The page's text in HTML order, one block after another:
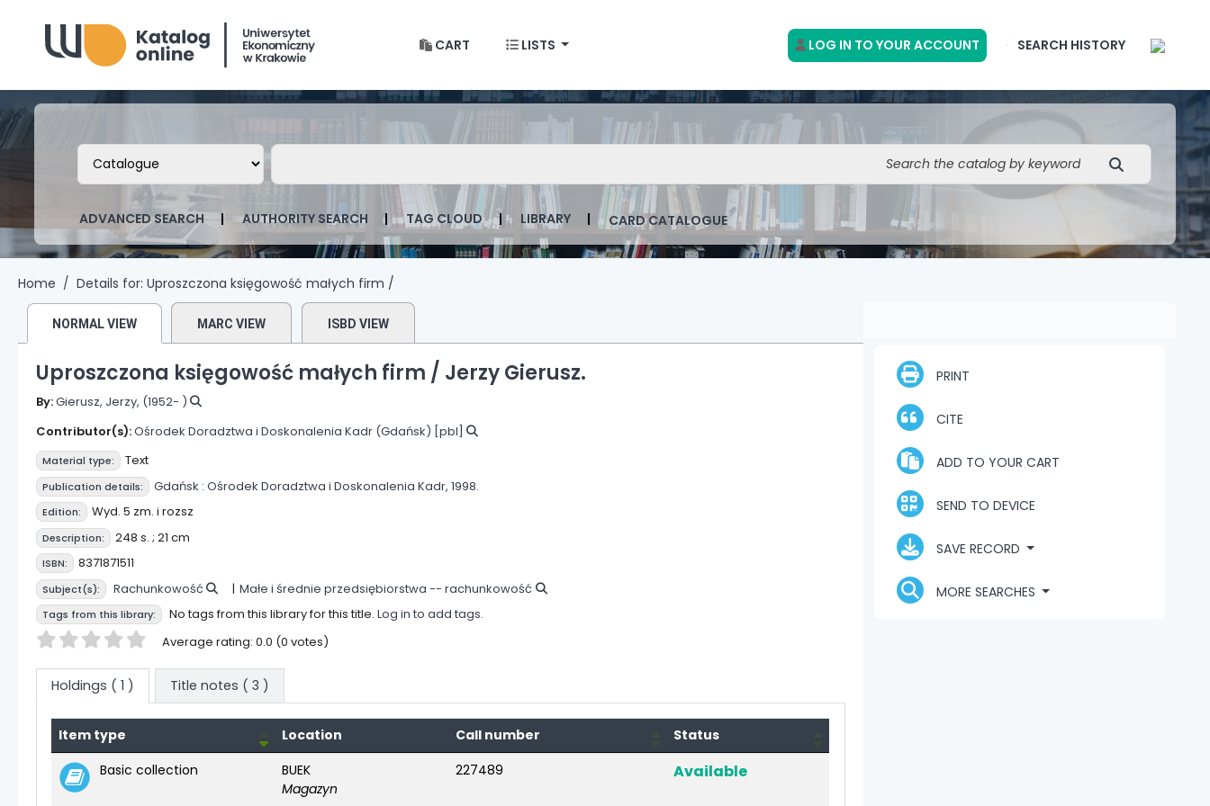
Biblioteka Uniwersytetu Ekonomicznego w Krakowie
CART LISTS LOG IN TO YOUR ACCOUNT SEARCH HISTORY
Search the catalog by: Search the catalog by keyword
ADVANCED SEARCH AUTHORITY SEARCH TAG CLOUD LIBRARY CARD CATALOGUE
Home Details for: Uproszczona księgowość małych firm /
NORMAL VIEW MARC VIEW ISBD VIEW
Uproszczona księgowość małych firm / Jerzy Gierusz.
By:Gierusz, Jerzy, (1952- )
Contributor(s):Ośrodek Doradztwa i Doskonalenia Kadr (Gdańsk) [pbl]
Material type: Text
Publication details: Gdańsk : Ośrodek Doradztwa i Doskonalenia Kadr, 1998.
Edition: Wyd. 5 zm. i rozsz
Description: 248 s. ; 21 cm
ISBN: 8371871511
Subject(s): Rachunkowość Małe i średnie przedsiębiorstwa -- rachunkowość
Tags from this library: No tags from this library for this title. Log in to add tags.
Star ratings Average rating: 0.0 (0 votes)
Holdings ( 1 ) Title notes ( 3 )
Holdings
Item type Location Call number
Status
Basic collection
BUEK
Magazyn
227489 Available
PRINT
CITE
ADD TO YOUR CART
SEND TO DEVICE
SAVE RECORD
MORE SEARCHES